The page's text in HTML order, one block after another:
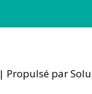
| Propulsé par